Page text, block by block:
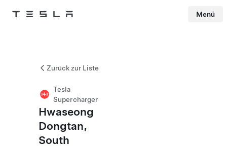
Tesla Menü
Zurück zur Liste
Tesla
Supercharger
Hwaseong
Dongtan,
South